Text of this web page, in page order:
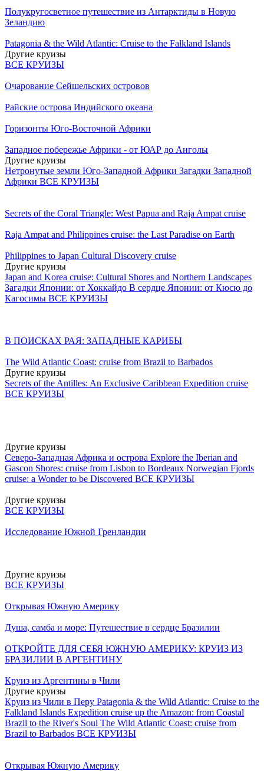
Полукругосветное путешествие из Антарктиды в Новую
Зеландию
Patagonia & the Wild Atlantic: Cruise to the Falkland Islands
Другие круизы
ВСЕ КРУИЗЫ
Очарование Сейшельских островов
Райские острова Индийского океана
Горизонты Юго-Восточной Африки
Западное побережье Африки - от ЮАР до Анголы
Другие круизы
Нетронутые земли Юго-Западной Африки Загадки Западной
Африки ВСЕ КРУИЗЫ
Secrets of the Coral Triangle: West Papua and Raja Ampat cruise
Raja Ampat and Philippines cruise: the Last Paradise on Earth
Philippines to Japan Cultural Discovery cruise
Другие круизы
Japan and Korea cruise: Cultural Shores and Northern Landscapes
Загадки Японии: от Хоккайдо В сердце Японии: от Кюсю до
Кагосимы ВСЕ КРУИЗЫ
В ПОИСКАХ РАЯ: ЗАПАДНЫЕ КАРИБЫ
The Wild Atlantic Coast: cruise from Brazil to Barbados
Другие круизы
Secrets of the Antilles: An Exclusive Caribbean Expedition cruise
ВСЕ КРУИЗЫ
Другие круизы
Северо-Западная Африка и острова Explore the Iberian and
Gascon Shores: cruise from Lisbon to Bordeaux Norwegian Fjords
cruise: a Wonder to be Discovered ВСЕ КРУИЗЫ
Другие круизы
ВСЕ КРУИЗЫ
Исследование Южной Гренландии
Другие круизы
ВСЕ КРУИЗЫ
Открывая Южную Америку
Душа, самба и море: Путешествие в сердце Бразилии
ОТКРОЙТЕ ДЛЯ СЕБЯ ЮЖНУЮ АМЕРИКУ: КРУИЗ ИЗ
БРАЗИЛИИ В АРГЕНТИНУ
Круиз из Аргентины в Чили
Другие круизы
Круиз из Чили в Перу Patagonia & the Wild Atlantic: Cruise to the
Falkland Islands Expedition cruise up the Amazon: from Coastal
Brazil to the River's Soul The Wild Atlantic Coast: cruise from
Brazil to Barbados ВСЕ КРУИЗЫ
Открывая Южную Америку